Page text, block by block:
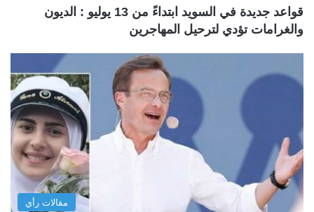
قواعد جديدة في السويد ابتداءً من 13 يوليو : الديون
والغرامات تؤدي لترحيل المهاجرين
مقالات رأي